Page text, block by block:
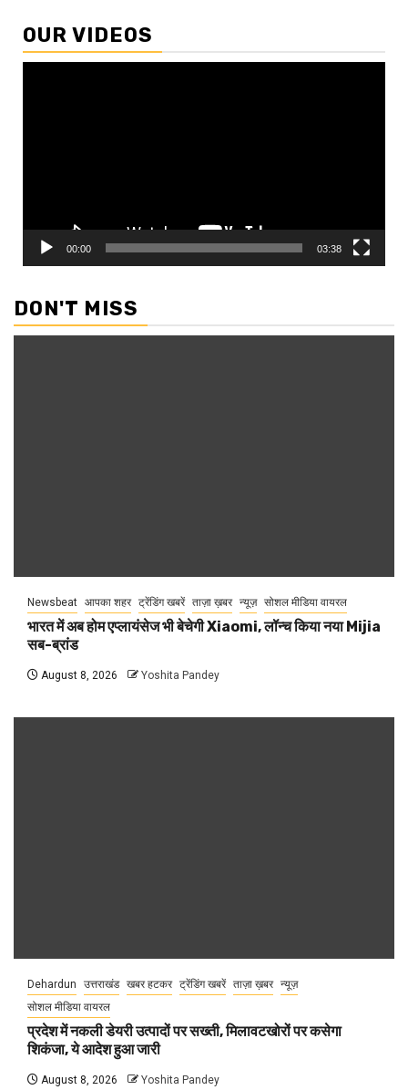
OUR VIDEOS
00:00 03:38
DON'T MISS
Newsbeat आपका शहर ट्रेंडिंग खबरें ताज़ा ख़बर न्यूज़ सोशल मीडिया वायरल
भारत में अब होम एप्लायंसेज भी बेचेगी Xiaomi, लॉन्च किया नया Mijia
सब-ब्रांड
August 8, 2026 Yoshita Pandey
Dehardun उत्तराखंड खबर हटकर ट्रेंडिंग खबरें ताज़ा ख़बर न्यूज़
सोशल मीडिया वायरल
प्रदेश में नकली डेयरी उत्पादों पर सख्ती, मिलावटखोरों पर कसेगा
शिकंजा, ये आदेश हुआ जारी
August 8, 2026 Yoshita Pandey